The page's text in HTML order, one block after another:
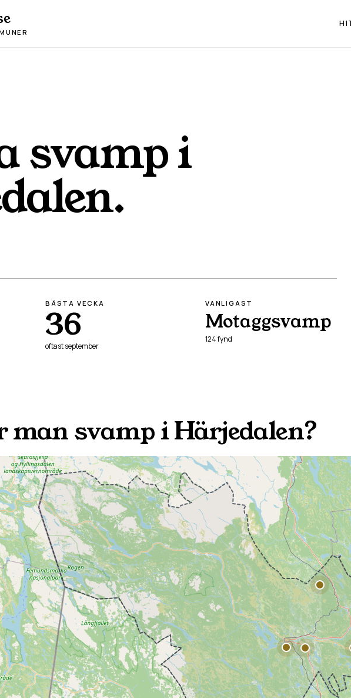
svamp i
.
BÄSTA VECKA
36
oftastseptember
VANLIGAST
Motaggsvamp
124fynd
svamp iHärjedalen?